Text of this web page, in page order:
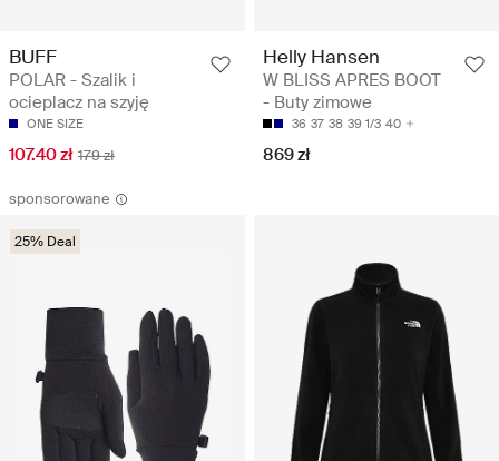
BUFF
POLAR - Szalik i
ocieplacz na szyję
ONE SIZE
107.40 zł 179 zł
Helly Hansen
W BLISS APRES BOOT
- Buty zimowe
36 37 38 39 1/3 40
869 zł
sponsorowane
25% Deal